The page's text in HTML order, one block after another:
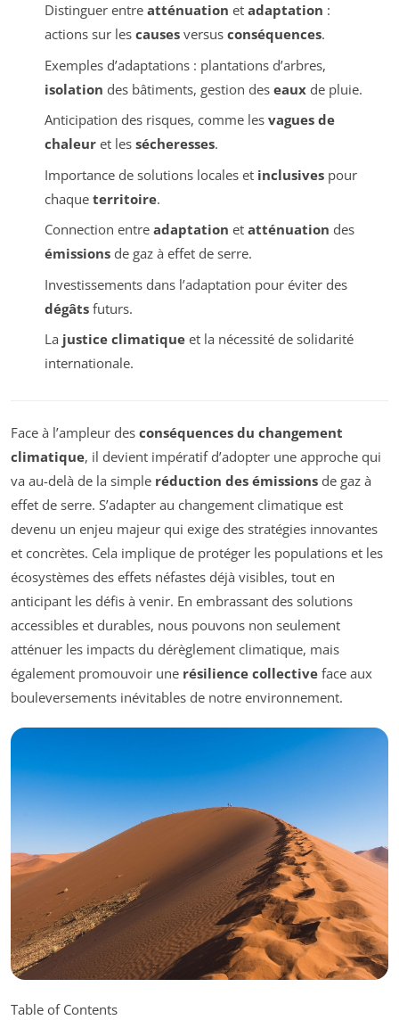
Distinguer entre atténuation et adaptation :
actions sur les causesversus conséquences.
Exemples d’adaptations : plantations d’arbres,
isolation des bâtiments, gestion des eauxde pluie.
Anticipation des risques, comme les vagues de
chaleuret les sécheresses.
Importance de solutions locales et inclusivespour
chaque territoire.
Connection entre adaptation et atténuation des
émissionsde gaz à effet de serre.
Investissements dans l’adaptation pour éviter des
dégâtsfuturs.
La justice climatiqueet la nécessité de solidarité
internationale.
Face à l’ampleur des conséquences du changement
climatique, il devient impératif d’adopter une approche qui
va au-delà de la simple réduction des émissions de gaz à
effet de serre. S’adapter au changement climatique est
devenu un enjeu majeur qui exige des stratégies innovantes
et concrètes. Cela implique de protéger les populations et les
écosystèmes des effets néfastes déjà visibles, tout en
anticipant les défis à venir. En embrassant des solutions
accessibles et durables, nous pouvons non seulement
atténuer les impacts du dérèglement climatique, mais
également promouvoir une résilience collective face aux
bouleversements inévitables de notre environnement.
Table of Contents